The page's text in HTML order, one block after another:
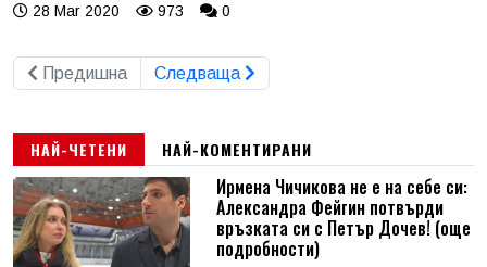
28 Mar 2020
973 0
Предишна Следваща
НАЙ-ЧЕТЕНИ НАЙ-КОМЕНТИРАНИ
Ирмена Чичикова не е на себе си:
Александра Фейгин потвърди
връзката си с Петър Дочев! (още
подробности)